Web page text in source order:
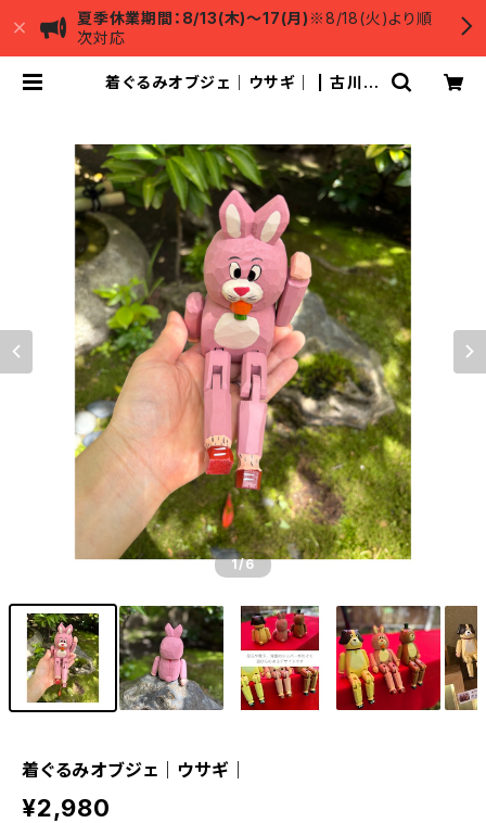
夏季休業期間：8/13(木)～17(月) ※8/18(火)より順
次対応
着ぐるみオブジェ｜ウサギ｜ | 古川美
1/6
着ぐるみオブジェ｜ウサギ｜
¥2,980